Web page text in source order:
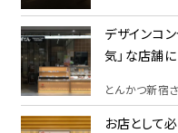
デザインコ
気」な店舗に
とんかつ新
お店として